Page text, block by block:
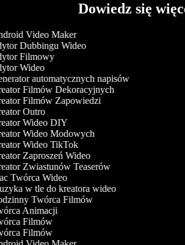
Dowiedz się
Video Maker
Dubbingu Wideo
Filmowy
Wideo
automatycznych napisów
Filmów Dekoracyjnych
Filmów Zapowiedzi
Outro
Wideo DIY
Wideo Modowych
Wideo TikTok
Zaproszeń Wideo
Zwiastunów Teaserów
Twórca Wideo
w tle do kreatora wideo
Twórca Filmów
Animacji
Filmów
Filmów